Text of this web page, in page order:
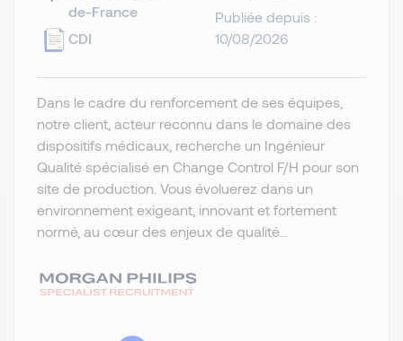
de-France
CDI
Publiée depuis :
10/08/2026
Dans le cadre du renforcement de ses équipes,
notre client, acteur reconnu dans le domaine des
dispositifs médicaux, recherche un Ingénieur
Qualité spécialisé en Change Control F/H pour son
site de production. Vous évoluerez dans un
environnement exigeant, innovant et fortement
normé, au cœur des enjeux de qualité...